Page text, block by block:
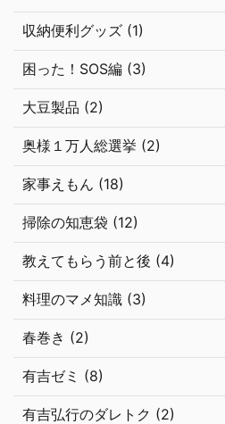
収納便利グッズ (1)
困った！SOS編 (3)
大豆製品 (2)
奥様１万人総選挙 (2)
家事えもん (18)
掃除の知恵袋 (12)
教えてもらう前と後 (4)
料理のマメ知識 (3)
春巻き (2)
有吉ゼミ (8)
有吉弘行のダレトク (2)